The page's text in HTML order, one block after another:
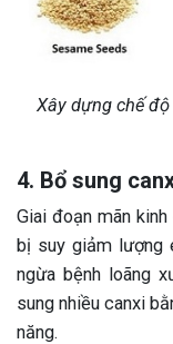
Xây dựng chế
4. Bổ sung
Giai đoạn mãn
bị suy giảm lượng
ngừa bệnh loãng
sung nhiều canxi
năng.